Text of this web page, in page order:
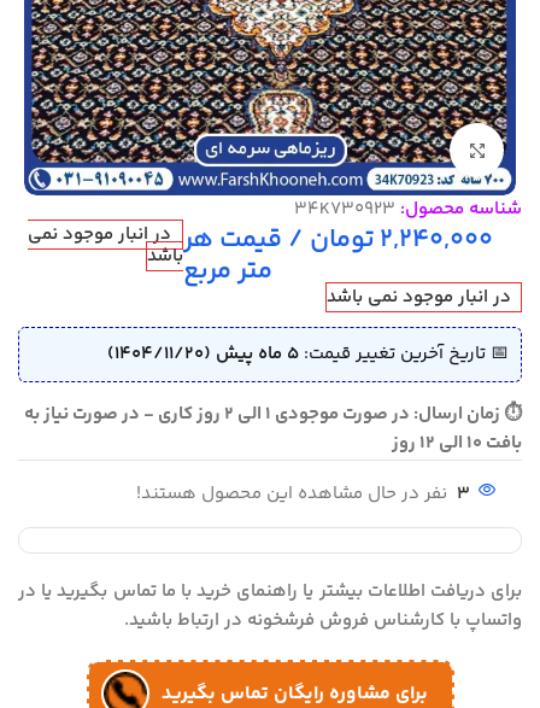
بزرگنمایی تصویر
شناسه محصول: 34K730923
2,240,000تومان / قیمت هر
متر مربع
در انبار موجود نمی
باشد
در انبار موجود نمی باشد
📅 تاریخ آخرین تغییر قیمت: 5 ماه پیش (1404/11/20)
⏱ زمان ارسال: در صورت موجودی 1 الی 2 روز کاری - در صورت نیاز به
بافت 10 الی 12 روز
3 نفر در حال مشاهده این محصول هستند!
برای دریافت اطلاعات بیشتر یا راهنمای خرید با ما تماس بگیرید یا در
واتساپ با کارشناس فروش فرشخونه در ارتباط باشید.
برای مشاوره رایگان تماس بگیرید